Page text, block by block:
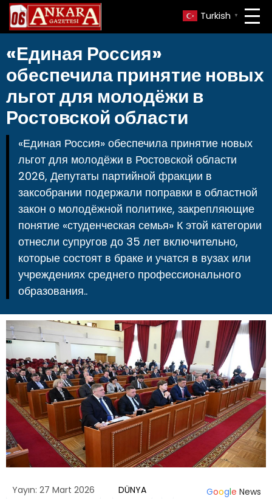
Turkish ▼
«Единая Россия»
обеспечила принятие новых
льгот для молодёжи в
Ростовской области
«Единая Россия» обеспечила принятие новых
льгот для молодёжи в Ростовской области
2026, Депутаты партийной фракции в
заксобрании подержали поправки в областной
закон о молодёжной политике, закрепляющие
понятие «студенческая семья» К этой категории
отнесли супругов до 35 лет включительно,
которые состоят в браке и учатся в вузах или
учреждениях среднего профессионального
образования..
Yayın: 27 Mart 2026 DÜNYA Google News